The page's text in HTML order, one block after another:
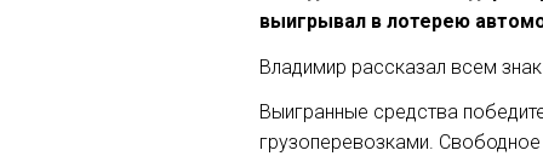
выигрывал в лотерею
Владимир рассказал всем
Выигранные средства
грузоперевозками.